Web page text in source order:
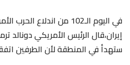
في اليوم الـ102 من اندلاع
إيران،قال الرئيس الأمريكي دونالد
ستهدأ في المنطقة لأن الطرفين